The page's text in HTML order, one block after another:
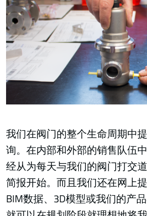
我们在阀门的整个生命周期中
询。在内部和外部的销售队伍
经从为每天与我们的阀门打交
简报开始。而且我们还在网上
BIM数据、3D模型或我们的产